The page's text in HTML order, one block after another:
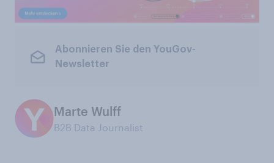
Abonnieren Sie den YouGov-
Newsletter
Marte Wulff
B2B Data Journalist